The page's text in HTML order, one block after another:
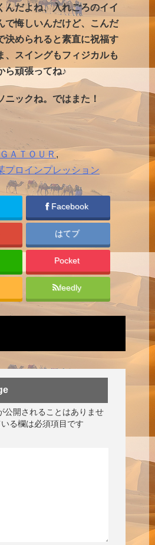
んだよね、入れごろのイイ
で悔しいんだけど、こんだ
決められると素直に祝福す
、スイングもフィジカルも
ら頑張ってね♪
ニックね。ではまた！
ＡＴＯＵＲ,
ロインプレッション
Facebook
はてブ
Pocket
feedly
公開されることはありませ
る欄は必須項目です